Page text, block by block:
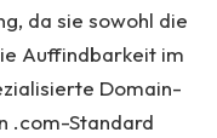
da sie sowohl die
Auffindbarkeit im
Domain-
.com-Standard